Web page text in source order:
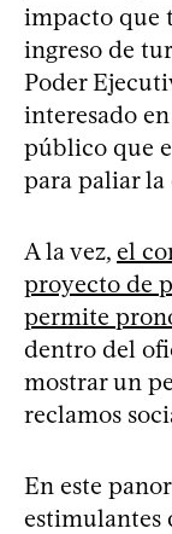
impacto que
ingreso de
Poder
interesado
público que
para paliar la
A la vez, el
proyecto de
permite
dentro del
mostrar un
reclamos
En este
estimulantes